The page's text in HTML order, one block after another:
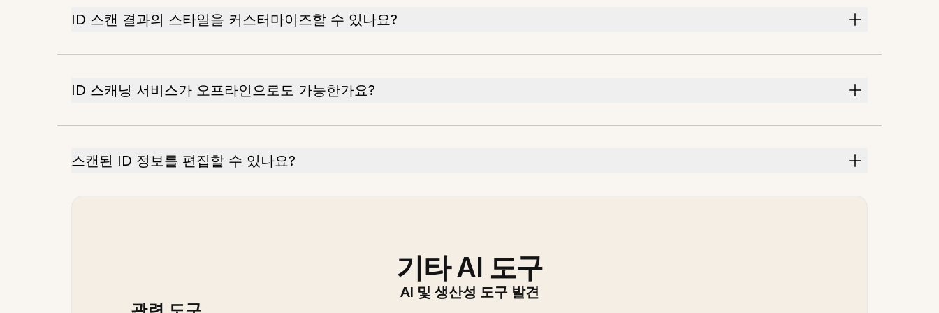
ID 스캔 결과의 스타일을 커스터마이즈할 수 있나요?
ID 스캐닝 서비스가 오프라인으로도 가능한가요?
스캔된 ID 정보를 편집할 수 있나요?
기타 AI 도구
AI 및 생산성 도구 발견